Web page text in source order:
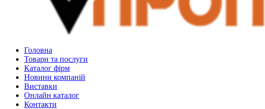
Головна
Товари та послуги
Каталог фірм
Новини компаній
Виставки
Онлайн каталог
Контакти